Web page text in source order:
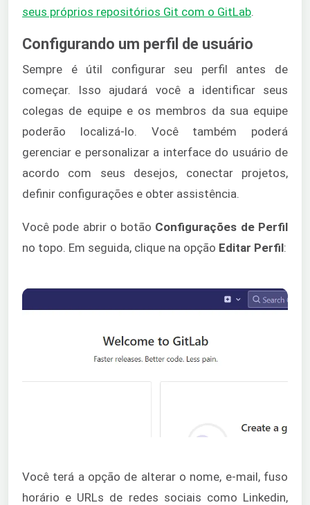
seus próprios repositórios Git com o GitLab.
Configurando um perfil de usuário
Sempre é útil configurar seu perfil antes de
começar. Isso ajudará você a identificar seus
colegas de equipe e os membros da sua equipe
poderão localizá-lo. Você também poderá
gerenciar e personalizar a interface do usuário de
acordo com seus desejos, conectar projetos,
definir configurações e obter assistência.
Você pode abrir o botão Configurações de Perfil
no topo. Em seguida, clique na opção Editar Perfil:
Você terá a opção de alterar o nome, e-mail, fuso
horário e URLs de redes sociais como Linkedin,